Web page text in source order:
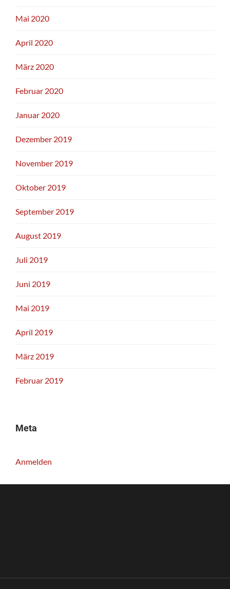
Mai 2020
April 2020
März 2020
Februar 2020
Januar 2020
Dezember 2019
November 2019
Oktober 2019
September 2019
August 2019
Juli 2019
Juni 2019
Mai 2019
April 2019
März 2019
Februar 2019
Meta
Anmelden